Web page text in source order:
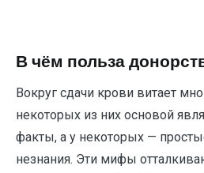
В чём польза
Вокруг сдачи крови витает
некоторых из них основой
факты, а у некоторых —
незнания. Эти мифы